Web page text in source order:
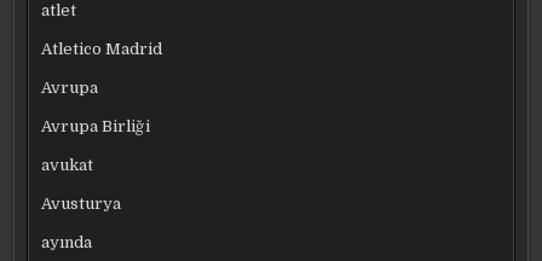
atlet
Atletico Madrid
Avrupa
Avrupa Birliği
avukat
Avusturya
ayında